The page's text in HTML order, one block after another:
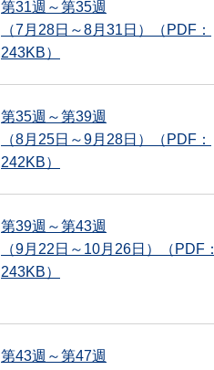
第31週～第35週
（7月28日～8月31日）（PDF：
243KB）
第35週～第39週
（8月25日～9月28日）（PDF：
242KB）
第39週～第43週
（9月22日～10月26日）（PDF：
243KB）
第43週～第47週